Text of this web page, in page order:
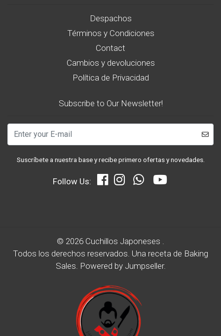
Despachos
Términos y Condiciones
Contact
Cambios y devoluciones
Política de Privacidad
Subscribe to Our Newsletter!
Suscríbete a nuestra base y recibe primero ofertas y novedades.
Follow Us:
© 2026 Cuchillos Japoneses .
Todos los derechos reservados. Una receta de Baking
Sales. Powered by Jumpseller.